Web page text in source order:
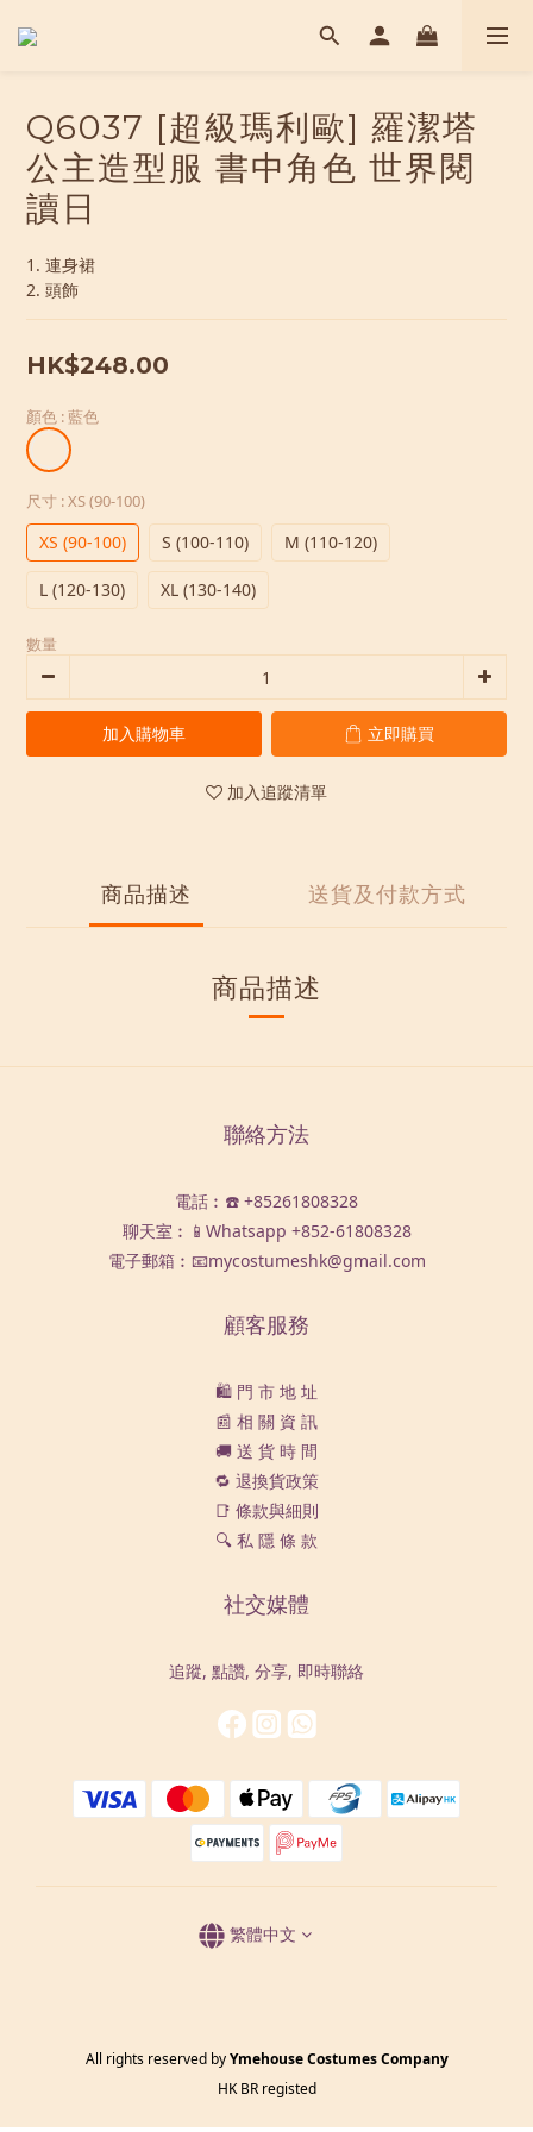
Q6037 [超級瑪利歐] 羅潔塔
公主造型服 書中角色 世界閱
讀日
1. 連身裙
2. 頭飾
HK$248.00
顏色 : 藍色
尺寸 : XS (90-100)
XS (90-100) S (100-110) M (110-120)
L (120-130) XL (130-140)
數量
加入購物車 立即購買
加入追蹤清單
商品描述 送貨及付款方式
商品描述
聯絡方法
電話︰☎️ +85261808328
聊天室︰📱Whatsapp +852-61808328
電子郵箱︰📧mycostumeshk@gmail.com
顧客服務
🛍️ 門 市 地 址
📰 相 關 資 訊
🚚 送 貨 時 間
🔁 退換貨政策
📑 條款與細則
🔍 私 隱 條 款
社交媒體
追蹤, 點讚, 分享, 即時聯絡
繁體中文
All rights reserved byYmehouse Costumes Company
HK BR registed